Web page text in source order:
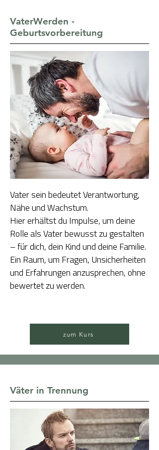
VaterWerden -
Geburtsvorbereitung
Vater sein bedeutet Verantwortung,
Nähe und Wachstum.
Hier erhältst du Impulse, um deine
Rolle als Vater bewusst zu gestalten
– für dich, dein Kind und deine Familie.
Ein Raum, um Fragen, Unsicherheiten
und Erfahrungen anzusprechen, ohne
bewertet zu werden.
zum Kurs
Väter in Trennung